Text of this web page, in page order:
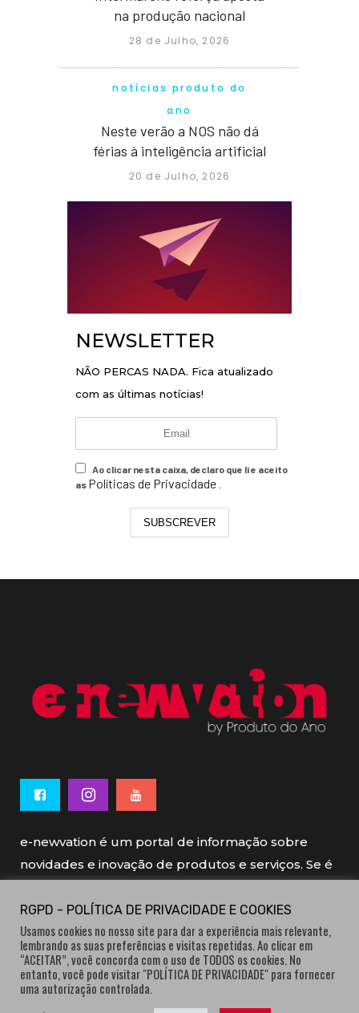
na produção nacional
28 de Julho, 2026
notícias produto do
ano
Neste verão a NOS não dá
férias à inteligência artificial
20 de Julho, 2026
NEWSLETTER
NÃO PERCAS NADA. Fica atualizado
com as últimas notícias!
Ao clicar nesta caixa, declaro que li e aceito
as Políticas de Privacidade .
SUBSCREVER
e-newvation é um portal de informação sobre
novidades e inovação de produtos e serviços. Se é
e-newvation tem o patrocínio do “Produto do
Ano”, o prémio de inovação atribuído por
consumidores.
RGPD - POLÍTICA DE PRIVACIDADE E COOKIES
Usamos cookies no nosso site para dar a experiência mais relevante,
lembrando as suas preferências e visitas repetidas. Ao clicar em
“ACEITAR”, você concorda com o uso de TODOS os cookies. No
entanto, você pode visitar "POLÍTICA DE PRIVACIDADE" para fornecer
uma autorização controlada.